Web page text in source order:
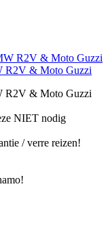
R2V & Moto Guzzi
R2V & Moto Guzzi
NIET nodig
/ verre reizen!